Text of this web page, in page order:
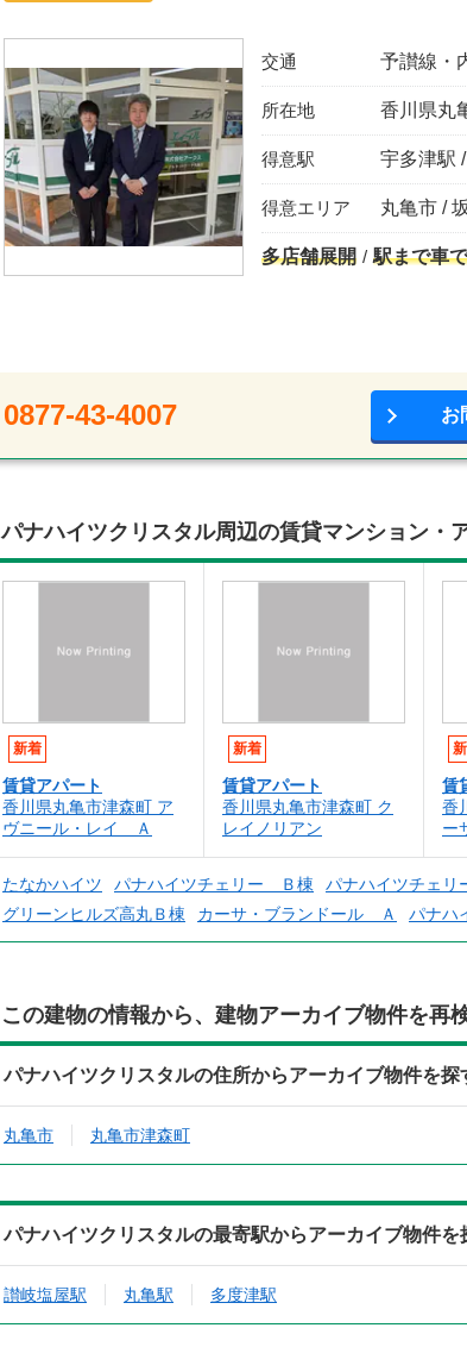
交通 予讃線・
所在地 香川県丸
得意駅 宇多津駅
得意エリア 丸亀市 /
多店舗展開 駅まで車
0877-43-4007 お
パナハイツクリスタル周辺の賃貸マンション・
新着
賃貸アパート
香川県丸亀市津森町 ア
ヴニール・レイ Ａ
新着
賃貸アパート
香川県丸亀市津森町 ク
レイノリアン
賃
香
ー
たなかハイツ パナハイツチェリー Ｂ棟 パナハイツチェ
グリーンヒルズ高丸Ｂ棟
カーサ・ブランドール Ａ パナハ
この建物の情報から、建物アーカイブ物件を再
パナハイツクリスタルの住所からアーカイブ物件を探
丸亀市 丸亀市津森町
パナハイツクリスタルの最寄駅からアーカイブ物件を
讃岐塩屋駅 丸亀駅 多度津駅